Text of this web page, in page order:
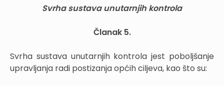
Svrha sustava unutarnjih kontrola
Članak 5.
Svrha sustava unutarnjih kontrola jest poboljšanje
upravljanja radi postizanja općih ciljeva, kao što su: